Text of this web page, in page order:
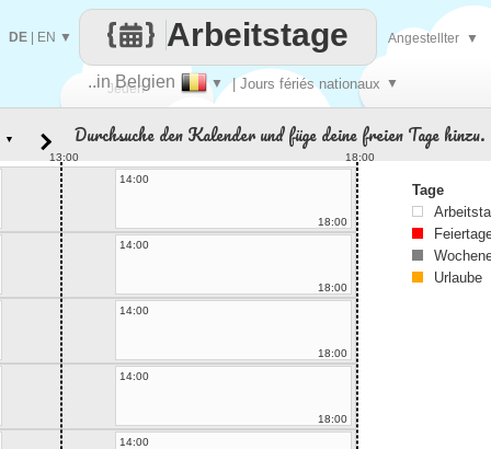
Jeden
..in Belgien ▼ | Jours fériés nationaux ▼
Arbeitstage
DE EN ▼ Angestellter ▼
▼ Durchsuche den Kalender und füge deine freien Tage hinzu.
13:00
18:00
14:00
18:00
14:00
18:00
14:00
18:00
14:00
18:00
14:00
Tage
Urlaube